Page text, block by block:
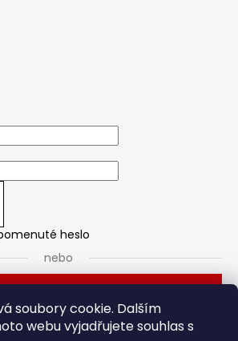
soubory cookie. Dalším
webu vyjadřujete souhlas s
heslo
nebo